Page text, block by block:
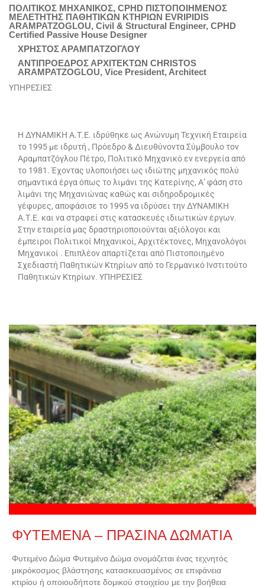
ΠΟΛΙΤΙΚΟΣ ΜΗΧΑΝΙΚΟΣ, CPHD ΠΙΣΤΟΠΟΙΗΜΕΝΟΣ
ΜΕΛΕΤΗΤΗΣ ΠΑΘΗΤΙΚΩΝ ΚΤΗΡΙΩΝ EVRIPIDIS
ARAMPATZOGLOU, Civil & Structural Engineer, CPHD
Certified Passive House Designer
ΧΡΗΣΤΟΣ ΑΡΑΜΠΑΤΖΟΓΛΟΥ
ΑΝΤΙΠΡΟΕΔΡΟΣ ΑΡΧΙΤΕΚΤΩΝ CHRISTOS
ARAMPATZOGLOU, Vice President, Architect
ΥΠΗΡΕΣΙΕΣ
Η ΔΥΝΑΜΙΚΗ Α.Τ.Ε. ιδρύθηκε ως Ανώνυμη Τεχνική Εταιρεία
το 1995 με ιδρυτή , Πρόεδρο & Διευθύνοντα Σύμβουλο τον
Αραμπατζόγλου Πέτρο, Πολιτικό Μηχανικό εν ενεργεία από
το 1981. Έχοντας υλοποιήσει ως ιδιώτης μηχανικός πολύ
σημαντικά έργα όπως το λιμάνι της Κατερίνης, Α’ φάση στο
λιμάνι της Μηχανιώνας καθώς και σιδηροδρομικές
γέφυρες, αποφάσισε το 1995 να ιδρύσει την ΔΥΝΑΜΙΚΗ
Α.Τ.Ε. και να στραφεί στις κατασκευές ιδιωτικών έργων.
Στην εταιρεία μας δραστηριοποιούνται αξιόλογοι και
έμπειροι Πολιτικοί Μηχανικοί, Αρχιτέκτονες, Μηχανολόγοι
Μηχανικοί . Επιπλέον απαρτίζεται από Πιστοποιημένο
Σχεδιαστή Παθητικών Κτηρίων από το Γερμανικό Ινστιτούτο
Παθητικών Κτηρίων. ΥΠΗΡΕΣΙΕΣ
ΦΥΤΕΜΕΝΑ – ΠΡΑΣΙΝΑ ΔΩΜΑΤΙΑ
Φυτεμένο Δώμα Φυτεμένο Δώμα ονομάζεται ένας τεχνητός
μικρόκοσμος βλάστησης κατασκευασμένος σε επιφάνεια
κτιρίου ή οποιουδήποτε δομικού στοιχείου με την βοήθεια